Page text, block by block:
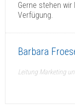
Gerne stehen
Verfügung.
Barbara
Leitung Marketing